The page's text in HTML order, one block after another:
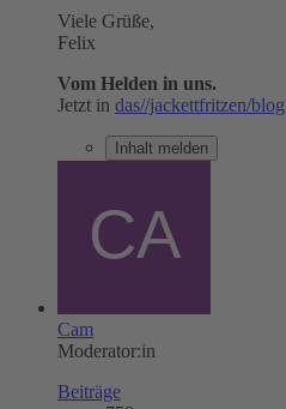
Viele Grüße,
Felix
Vom Helden in uns.
Jetzt in das//jackettfritzen/blog
Inhalt melden
Cam
Moderator:in
Beiträge